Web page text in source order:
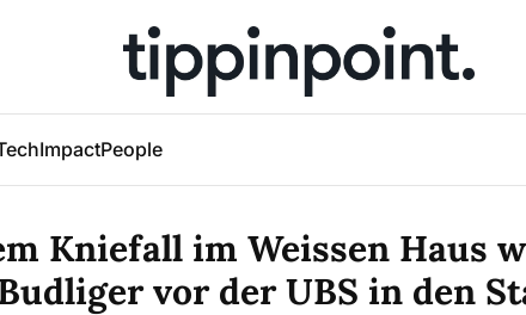
ImpactPeople
Kniefall im Weissen Haus
vor der UBS in den